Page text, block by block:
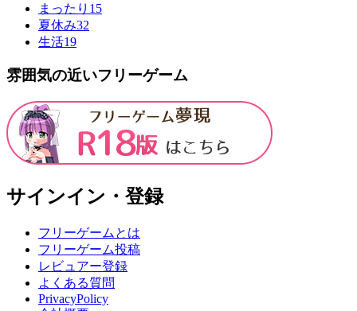
まったり 15
夏休み32
生活19
雰囲気の近いフリーゲーム
サインイン・登録
フリーゲームとは
フリーゲーム投稿
レビュアー登録
よくある質問
PrivacyPolicy